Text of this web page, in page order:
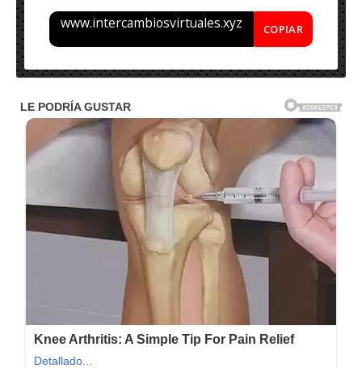
www.intercambiosvirtuales.xyz COPIAR
Nombre:Leica MissionPro12.10.0 – Final
Tamaño: 1.5GB
Idioma: Multilenguaje